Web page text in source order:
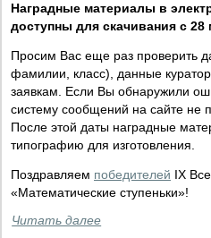
Наградные материалы в
доступны для скачивания c 28
Просим Вас еще раз проверить
фамилии, класс), данные
заявкам. Если Вы обнаружили
систему сообщений на сайте не
После этой даты наградные
типографию для изготовления.
Поздравляем победителей IX
«Математические ступеньки»!
Читать далее